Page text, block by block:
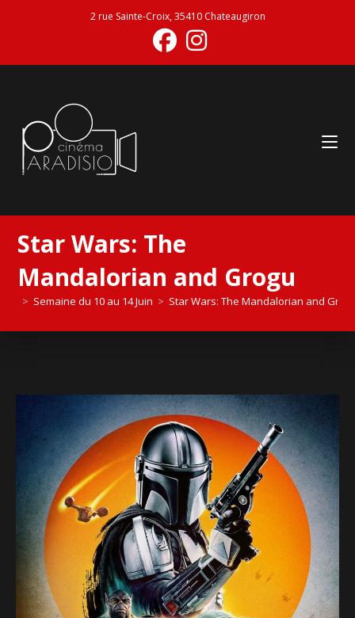
2 rue Sainte-Croix, 35410 Chateaugiron
Star Wars: The
Mandalorian and Grogu
> Semaine du 10 au 14 Juin > Star Wars: The Mandalorian and